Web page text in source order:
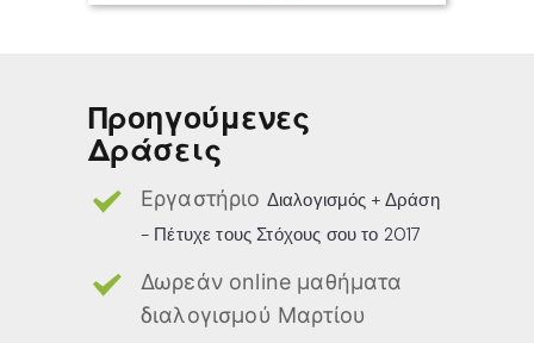
Προηγούμενες
Δράσεις
Εργαστήριο Διαλογισμός + Δράση
- Πέτυχε τους Στόχους σου το 2017
Δωρεάν online μαθήματα
διαλογισμού Μαρτίου